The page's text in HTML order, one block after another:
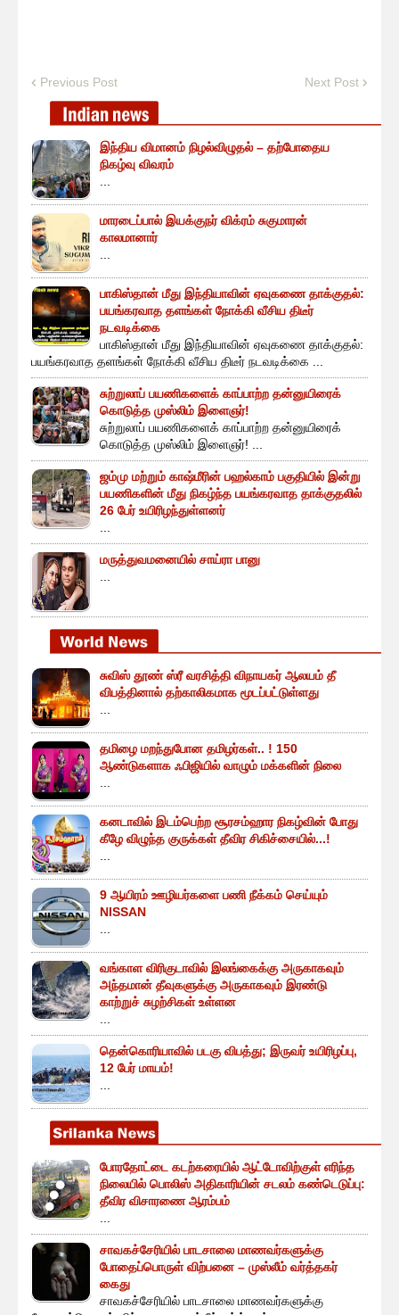
Previous Post Next Post
இந்திய விமானம் நிழல்விழுதல் – தற்போதைய
நிகழ்வு விவரம்
...
மாரடைப்பால் இயக்குநர் விக்ரம் சுகுமாரன்
காலமானார்
...
பாகிஸ்தான் மீது இந்தியாவின் ஏவுகணை தாக்குதல்:
பயங்கரவாத தளங்கள் நோக்கி வீசிய திடீர்
நடவடிக்கை
பாகிஸ்தான் மீது இந்தியாவின் ஏவுகணை தாக்குதல்:
பயங்கரவாத தளங்கள் நோக்கி வீசிய திடீர் நடவடிக்கை ...
சுற்றுலாப் பயணிகளைக் காப்பாற்ற தன்னுயிரைக்
கொடுத்த முஸ்லிம் இளைஞர்!
சுற்றுலாப் பயணிகளைக் காப்பாற்ற தன்னுயிரைக்
கொடுத்த முஸ்லிம் இளைஞர்! ...
ஜம்மு மற்றும் காஷ்மீரின் பஹல்காம் பகுதியில் இன்று
பயணிகளின் மீது நிகழ்ந்த பயங்கரவாத தாக்குதலில்
26 பேர் உயிரிழந்துள்ளனர்
...
மருத்துவமனையில் சாய்ரா பானு
...
சுவிஸ் தூண் ஸ்ரீ வரசித்தி விநாயகர் ஆலயம் தீ
விபத்தினால் தற்காலிகமாக மூடப்பட்டுள்ளது
...
தமிழை மறந்துபோன தமிழர்கள்.. ! 150
ஆண்டுகளாக ஃபிஜியில் வாழும் மக்களின் நிலை
...
கனடாவில் இடம்பெற்ற சூரசம்ஹார நிகழ்வின் போது
கீழே விழுந்த குருக்கள் தீவிர சிகிச்சையில்...!
...
9 ஆயிரம் ஊழியர்களை பணி நீக்கம் செய்யும்
NISSAN
...
வங்காள விரிகுடாவில் இலங்கைக்கு அருகாகவும்
அந்தமான் தீவுகளுக்கு அருகாகவும் இரண்டு
காற்றுச் சுழற்சிகள் உள்ளன
...
தென்கொரியாவில் படகு விபத்து; இருவர் உயிரிழப்பு,
12 பேர் மாயம்!
...
போரதோட்டை கடற்கரையில் ஆட்டோவிற்குள் எரிந்த
நிலையில் பொலிஸ் அதிகாரியின் சடலம் கண்டெடுப்பு:
தீவிர விசாரணை ஆரம்பம்
...
சாவகச்சேரியில் பாடசாலை மாணவர்களுக்கு
போதைப்பொருள் விற்பனை – முஸ்லீம் வர்த்தகர்
கைது
சாவகச்சேரியில் பாடசாலை மாணவர்களுக்கு